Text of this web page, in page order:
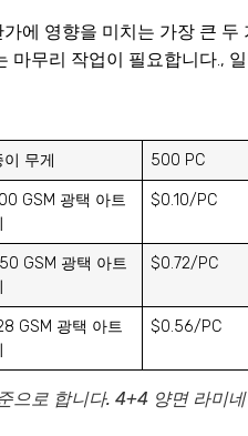
에 영향을 미치는 가장 큰
마무리 작업이 필요합니다.,
이 무게 500 PC
GSM 광택 아트
$0.10/PC
GSM 광택 아트
$0.72/PC
GSM 광택 아트
$0.56/PC
으로 합니다. 4+4 양면 라미